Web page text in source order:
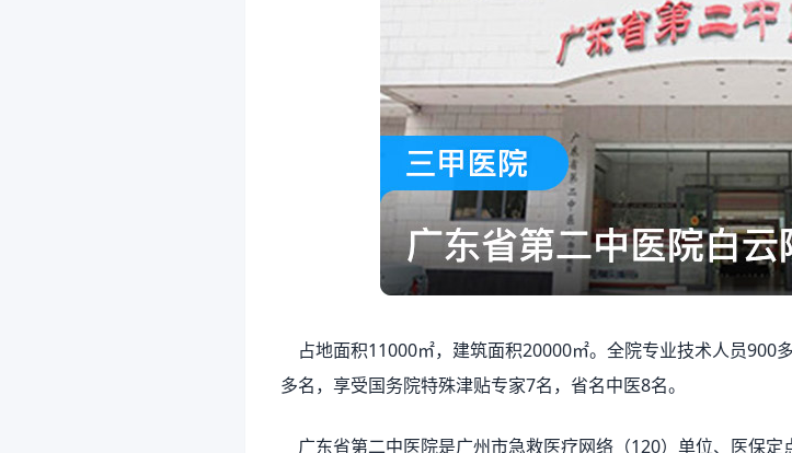
占地面积11000㎡，建筑面积20000㎡。全院专业技术人员900
多名，享受国务院特殊津贴专家7名，省名中医8名。
广东省第二中医院是广州市急救医疗网络（120）单位、医保